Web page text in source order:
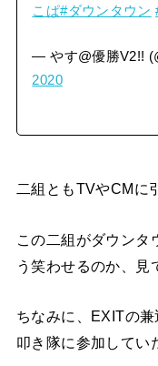
こぱ#ダウンタウン
— やす@優勝V2!!
2020
二組ともTVやCMに
この二組がダウンタ
う笑わせるのか、見
ちなみに、EXITの
叩き隊に参加してい